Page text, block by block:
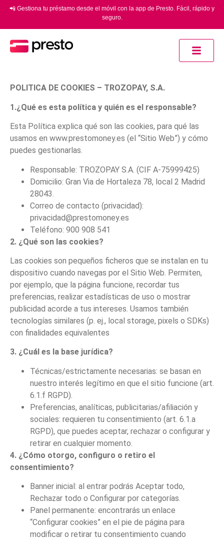
📲 Gestiona tu préstamo desde el móvil con la app de Presto. Fácil, rápido y
seguro.
POLITICA DE COOKIES – TROZOPAY, S.A.
1.¿Qué es esta política y quién es el responsable?
Esta Política explica qué son las cookies, para qué las
usamos en www.prestomoney.es (el “Sitio Web”) y cómo
puedes gestionarlas.
Responsable: TROZOPAY S.A. (CIF A-75999425)
Domicilio: Gran Via de Hortaleza 78, local 2 Madrid
28043.
Correo de contacto (privacidad):
privacidad@prestomoney.es
Teléfono: 900 908 541
2. ¿Qué son las cookies?
Las cookies son pequeños ficheros que se instalan en tu
dispositivo cuando navegas por el Sitio Web. Permiten,
por ejemplo, que la página funcione, recordar tus
preferencias, realizar estadísticas de uso o mostrar
publicidad acorde a tus intereses. Usamos también
tecnologías similares (p. ej., local storage, pixels o SDKs)
con finalidades equivalentes
3. ¿Cuál es la base jurídica?
Técnicas/estrictamente necesarias: se basan en
nuestro interés legítimo en que el sitio funcione (art.
6.1.f RGPD).
Preferencias, analíticas, publicitarias/afiliación y
sociales: requieren tu consentimiento (art. 6.1.a
RGPD), que puedes aceptar, rechazar o configurar y
retirar en cualquier momento.
4. ¿Cómo otorgo, configuro o retiro el
consentimiento?
Banner inicial: al entrar podrás Aceptar todo,
Rechazar todo o Configurar por categorías.
Panel permanente: encontrarás un enlace
“Configurar cookies” en el pie de página para
modificar o retirar tu consentimiento cuando